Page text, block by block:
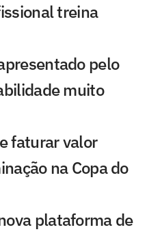
treina
pelo
muito
faturar valor
na Copa do
plataforma de